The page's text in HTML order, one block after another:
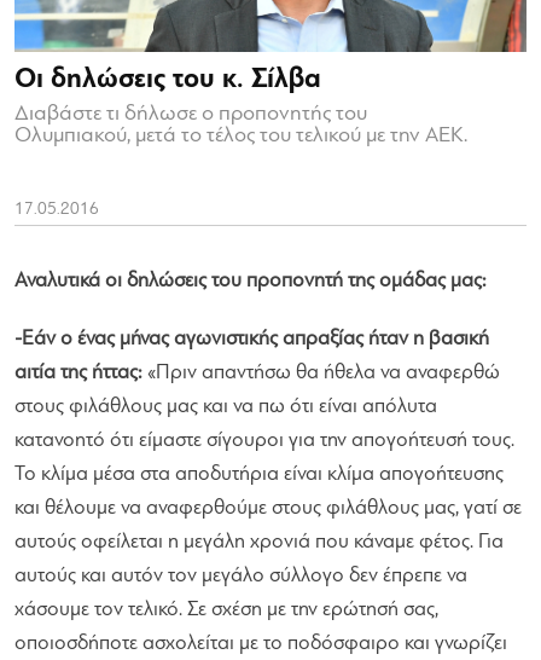
Οι δηλώσεις του κ. Σίλβα
Διαβάστε τι δήλωσε ο προπονητής του
Ολυμπιακού, μετά το τέλος του τελικού με την ΑΕΚ.
17.05.2016
Αναλυτικά οι δηλώσεις του προπονητή της ομάδας μας:
-Εάν ο ένας μήνας αγωνιστικής απραξίας ήταν η βασική
αιτία της ήττας: « Πριν απαντήσω θα ήθελα να αναφερθώ
στους φιλάθλους μας και να πω ότι είναι απόλυτα
κατανοητό ότι είμαστε σίγουροι για την απογοήτευσή τους.
Το κλίμα μέσα στα αποδυτήρια είναι κλίμα απογοήτευσης
και θέλουμε να αναφερθούμε στους φιλάθλους μας, γατί σε
αυτούς οφείλεται η μεγάλη χρονιά που κάναμε φέτος. Για
αυτούς και αυτόν τον μεγάλο σύλλογο δεν έπρεπε να
χάσουμε τον τελικό. Σε σχέση με την ερώτησή σας,
οποιοσδήποτε ασχολείται με το ποδόσφαιρο και γνωρίζει